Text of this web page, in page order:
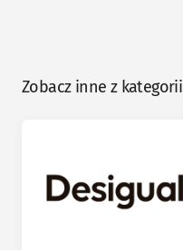
Zobacz inne z kategorii